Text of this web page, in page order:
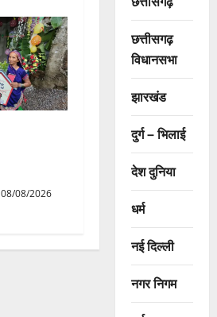
08/08/2026
छत्तीसगढ़
विधानसभा
झारखंड
दुर्ग – भिलाई
देश दुनिया
धर्म
नई दिल्ली
नगर निगम